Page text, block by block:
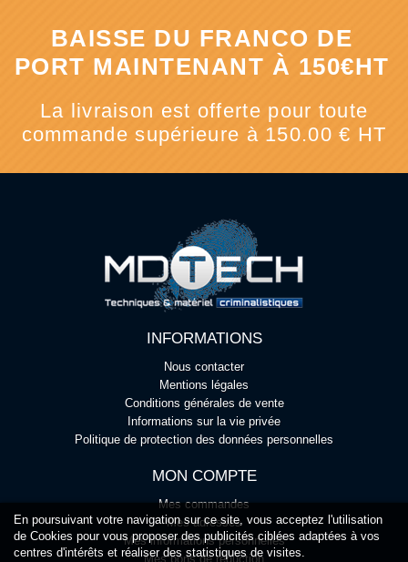
En poursuivant votre navigation sur ce site, vous acceptez l'utilisation
de Cookies pour vous proposer des publicités ciblées adaptées à vos
centres d'intérêts et réaliser des statistiques de visites.
BAISSE DU FRANCO DE
PORT MAINTENANT À 150€HT
La livraison est offerte pour toute
commande supérieure à 150.00 € HT
INFORMATIONS
Nous contacter
Mentions légales
Conditions générales de vente
Informations sur la vie privée
Politique de protection des données personnelles
MON COMPTE
Mes commandes
Mes adresses
Mes informations personnelles
Mes bons de réduction